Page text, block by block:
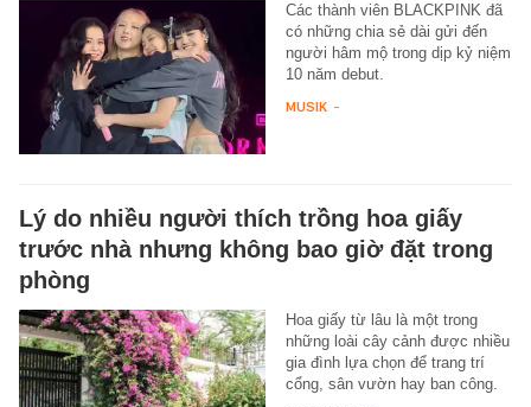
Các thành viên BLACKPINK đã
có những chia sẻ dài gửi đến
người hâm mộ trong dịp kỷ niệm
10 năm debut.
MUSIK -
Lý do nhiều người thích trồng hoa giấy
trước nhà nhưng không bao giờ đặt trong
phòng
Hoa giấy từ lâu là một trong
những loài cây cảnh được nhiều
gia đình lựa chọn để trang trí
cổng, sân vườn hay ban công.